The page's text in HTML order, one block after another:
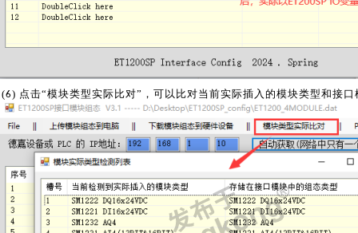
(6) 点击“模块类型实际比对”，可以比对当前实际插入的模块类型和接口